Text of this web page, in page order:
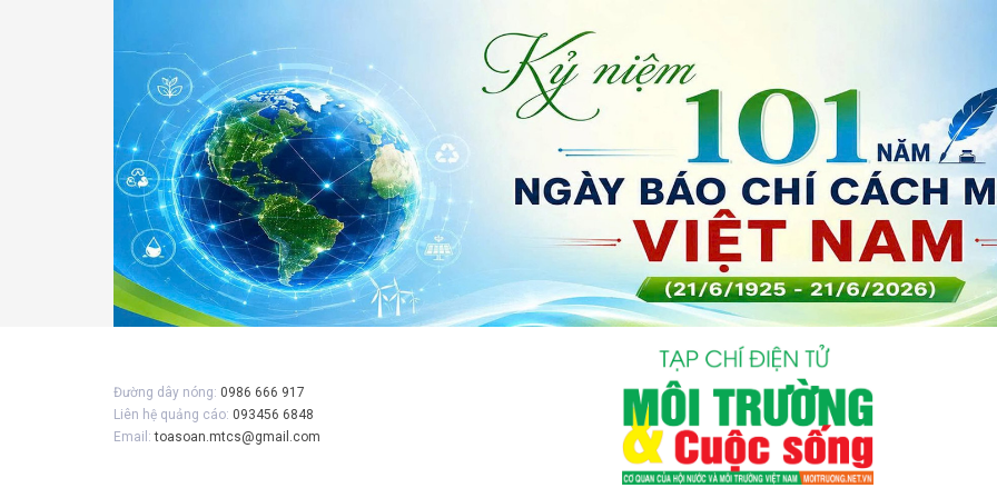
Đường dây nóng: 0986 666 917
Liên hệ quảng cáo: 093456 6848
Email:toasoan.mtcs@gmail.com
Gửi bình luận